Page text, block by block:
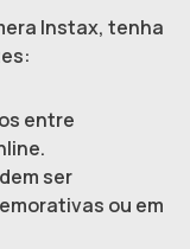
Instax, tenha
entre
ser
ou em